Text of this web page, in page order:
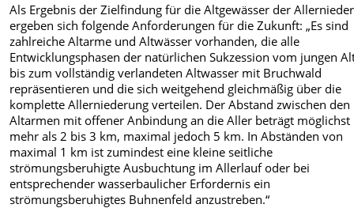
Als Ergebnis der Zielfindung für die Altgewässer der
ergeben sich folgende Anforderungen für die Zukunft: „Es sind
zahlreiche Altarme und Altwässer vorhanden, die alle
Entwicklungsphasen der natürlichen Sukzession vom jungen
bis zum vollständig verlandeten Altwasser mit Bruchwald
repräsentieren und die sich weitgehend gleichmäßig über die
komplette Allerniederung verteilen. Der Abstand zwischen den
Altarmen mit offener Anbindung an die Aller beträgt möglichst
mehr als 2 bis 3 km, maximal jedoch 5 km. In Abständen von
maximal 1 km ist zumindest eine kleine seitliche
strömungsberuhigte Ausbuchtung im Allerlauf oder bei
entsprechender wasserbaulicher Erfordernis ein
strömungsberuhigtes Buhnenfeld anzustreben.“